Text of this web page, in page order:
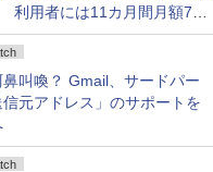
利用者には11カ月間月額770
円割引のキャンペーン
叫喚？ Gmail、サードパー
元アドレス」のサポートを